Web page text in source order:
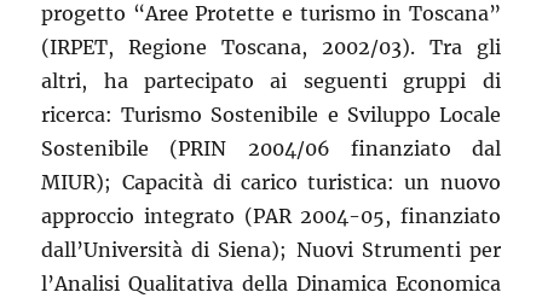
progetto “Aree Protette e turismo in Toscana”
(IRPET, Regione Toscana, 2002/03). Tra gli
altri, ha partecipato ai seguenti gruppi di
ricerca: Turismo Sostenibile e Sviluppo Locale
Sostenibile (PRIN 2004/06 finanziato dal
MIUR); Capacità di carico turistica: un nuovo
approccio integrato (PAR 2004-05, finanziato
dall’Università di Siena); Nuovi Strumenti per
l’Analisi Qualitativa della Dinamica Economica